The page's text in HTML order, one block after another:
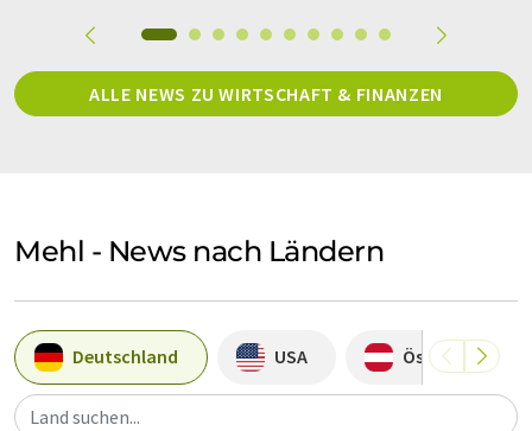
ALLE NEWS ZU WIRTSCHAFT & FINANZEN
Mehl - News nach Ländern
Deutschland USA Österreich
Land suchen...